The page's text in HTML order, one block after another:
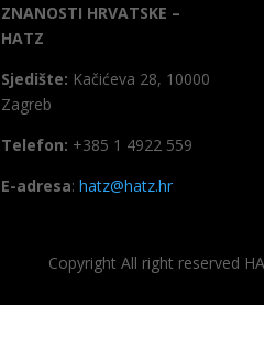
ZNANOSTI HRVATSKE –
HATZ
Sjedište: Kačićeva 28, 10000
Zagreb
Telefon: +385 1 4922 559
E-adresa: hatz@hatz.hr
Copyright All right reserved